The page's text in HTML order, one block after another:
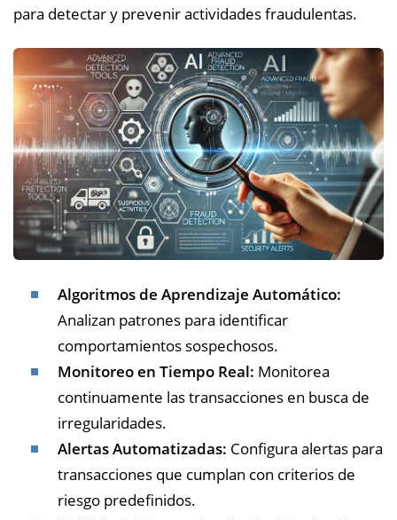
para detectar y prevenir actividades fraudulentas.
Algoritmos de Aprendizaje Automático:
Analizan patrones para identificar
comportamientos sospechosos.
Monitoreo en Tiempo Real: Monitorea
continuamente las transacciones en busca de
irregularidades.
Alertas Automatizadas: Configura alertas para
transacciones que cumplan con criterios de
riesgo predefinidos.